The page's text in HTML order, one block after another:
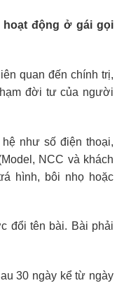
động ở gái gọi
quan đến chính trị,
đời tư của người
như số điện thoại,
NCC và khách
hình, bôi nhọ hoặc
đổi tên bài. Bài phải
30 ngày kể từ ngày